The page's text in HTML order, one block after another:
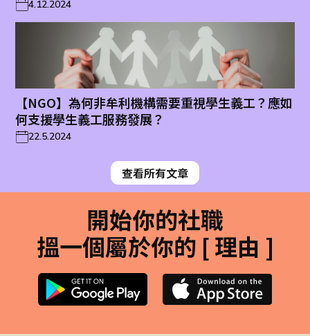
4.12.2024
【NGO】為何非牟利機構需要重視學生義工？應如
何支援學生義工服務發展？
22.5.2024
查看所有文章
開始你的社職
搵一個屬於你的 [ 理由 ]